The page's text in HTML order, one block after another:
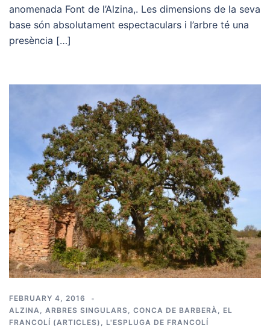
anomenada Font de l’Alzina,. Les dimensions de la seva
base són absolutament espectaculars i l’arbre té una
presència […]
FEBRUARY 4, 2016
ALZINA, ARBRES SINGULARS, CONCA DE BARBERÀ, EL
FRANCOLÍ (ARTICLES) , L'ESPLUGA DE FRANCOLÍ